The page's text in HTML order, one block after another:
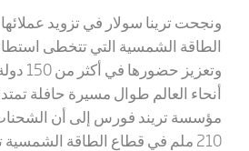
ونجحت ترينا سولار في تزويد
وتعزيز
مؤسسة تريند فورس إلى أن